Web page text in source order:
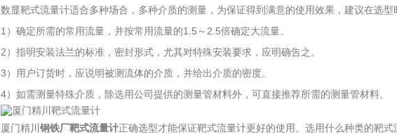
数显靶式流量计适合多种场合，多种介质的测量，为保证得到满意的使用效果，建议在选型
1）确定所需的常用流量，并按常用流量的1.5～2.5倍确定大流量。
2）指明安装法兰的标准，密封形式，尤其对特殊安装要求，应明确告之。
3）用户订货时，应说明被测流体的介质，并给出介质的密度。
4）如需测量特殊介质，除选用公司提供的测量管材料外，可直接推荐所需的测量管材料。
厦门精川 钢铁厂靶式流量计正确选型才能保证靶式流量计更好的使用。选用什么种类的靶